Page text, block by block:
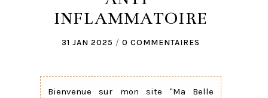
INFLAMMATOIRE
31 JAN 2025 /0 COMMENTAIRES
Bienvenue sur mon site "Ma Belle